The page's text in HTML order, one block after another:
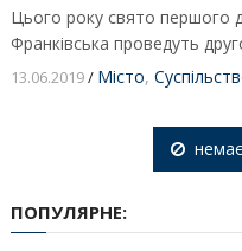
Цього року свято першого
Франківська проведуть
13.06.2019/ Місто,
ПОПУЛЯРНЕ: